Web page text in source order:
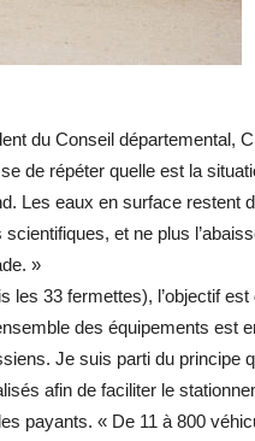
du Conseil départemental,
de répéter quelle est la
Les eaux en surface restent
et ne plus
»
les 33 fermettes), l’objectif
des équipements est
Je suis parti du principe
afin de faciliter le
payants. « De 11 à 800